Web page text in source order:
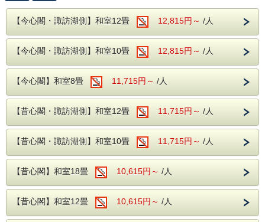
『諏訪湖側客室』からの景色をお楽しみください。
ご夕食は、創作和食膳とハーフバイキング♪
料理長が腕を振るう季節の創作和食膳とハーフバイキングで
贅沢なお時間をお過ごしください。
※アルコール・ソフトドリンク飲み放題付きです
※季節によりメニューが変わります。
※画像はイメージです。
ご朝食はバイキングスタイルでご提供いたします。
※ソフトドリンク飲み放題付きです
諏訪にお越しの際は、ぜひ、油屋旅館をご利用ください!!
※夏季[2026年8月1日(土)～8月31日(月)]以外のチェックア
ウトの時間は11:00です。
■全室禁煙■
玄関前の喫煙コーナーをご利用ください。
【今心閣・諏訪湖側】和室12畳 12,815円～ /人
【今心閣・諏訪湖側】和室10畳 12,815円～ /人
【今心閣】和室8畳 11,715円～ /人
【昔心閣・諏訪湖側】和室12畳 11,715円～ /人
【昔心閣・諏訪湖側】和室10畳 11,715円～ /人
【昔心閣】和室18畳 10,615円～ /人
【昔心閣】和室12畳 10,615円～ /人